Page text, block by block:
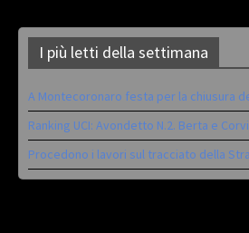
I più letti della settimana
A Montecoronaro festa per la chiusura
Ranking UCI: Avondetto N.2. Berta e
Procedono i lavori sul tracciato della